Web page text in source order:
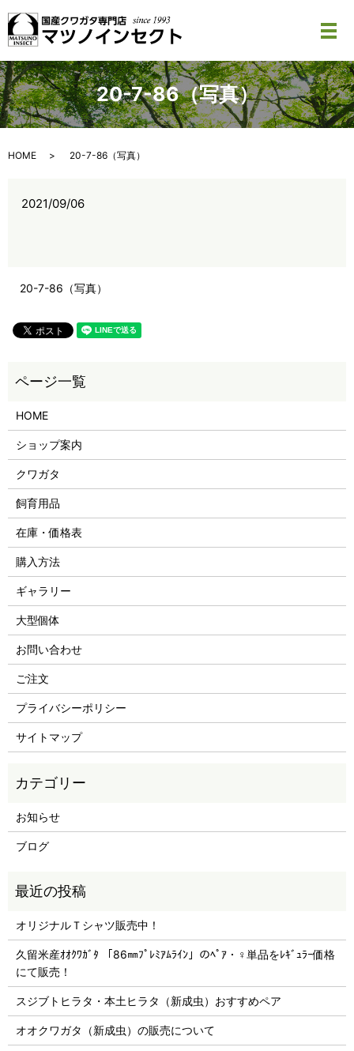
メ
20-7-86（写真）
HOME 20-7-86（写真）
2021/09/06
20-7-86（写真）
HOME
ショップ案内
クワガタ
飼育用品
在庫・価格表
購入方法
ギャラリー
大型個体
お問い合わせ
ご注文
プライバシーポリシー
サイトマップ
お知らせ
ブログ
オリジナルＴシャツ販売中！
久留米産ｵｵｸﾜｶﾞﾀ 「86㎜ﾌﾟﾚﾐｱﾑﾗｲﾝ」のﾍﾟｱ・♀単品をﾚｷﾞｭﾗｰ価格
にて販売！
スジブトヒラタ・本土ヒラタ（新成虫）おすすめペア
オオクワガタ（新成虫）の販売について